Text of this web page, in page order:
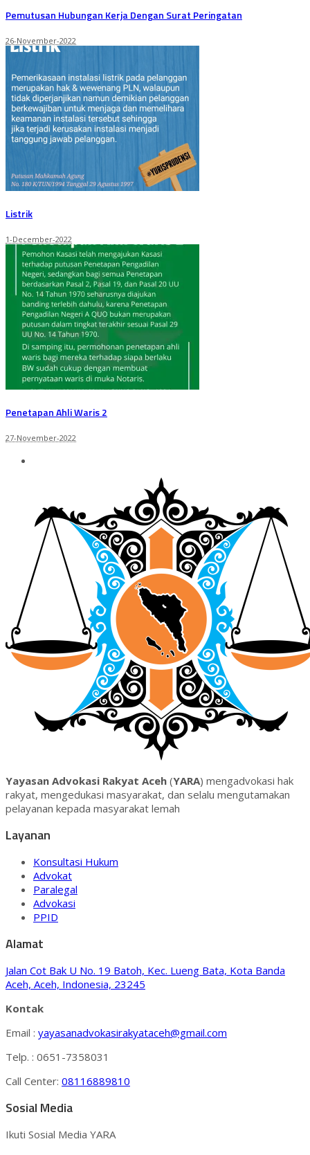
Pemutusan Hubungan Kerja Dengan Surat Peringatan
26-November-2022
Listrik
1-December-2022
Penetapan Ahli Waris 2
27-November-2022
Yayasan Advokasi Rakyat Aceh (YARA) mengadvokasi hak
rakyat, mengedukasi masyarakat, dan selalu mengutamakan
pelayanan kepada masyarakat lemah
Layanan
Konsultasi Hukum
Advokat
Paralegal
Advokasi
PPID
Alamat
Jalan Cot Bak U No. 19 Batoh, Kec. Lueng Bata, Kota Banda
Aceh, Aceh, Indonesia, 23245
Kontak
Email : yayasanadvokasirakyataceh@gmail.com
Telp. : 0651-7358031
Call Center: 08116889810
Sosial Media
Ikuti Sosial Media YARA